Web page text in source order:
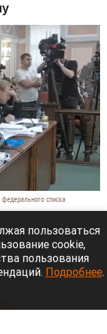
списка
иск партии
федерального
(ГД).
пользоваться
cookie,
пользования
Подробнее.